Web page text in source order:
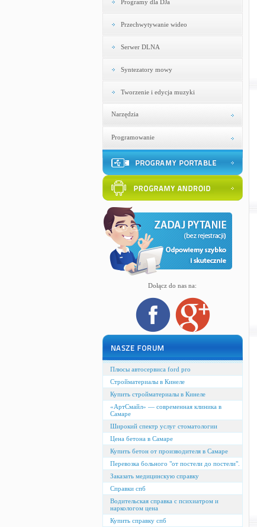
Programy dla DJa
Przechwytywanie wideo
Serwer DLNA
Syntezatory mowy
Tworzenie i edycja muzyki
Narzędzia
Programowanie
Dołącz do nas na:
Плюсы автосервиса ford pro
Стройматериалы в Кинеле
Купить стройматериалы в Кинеле
«АртСмайл» — современная клиника в
Самаре
Широкий спектр услуг стоматологии
Цена бетона в Самаре
Купить бетон от производителя в Самаре
Перевозка больного "от постели до постели".
Заказать медицинскую справку
Справки спб
Водительская справка с психиатром и
наркологом цена
Купить справку спб